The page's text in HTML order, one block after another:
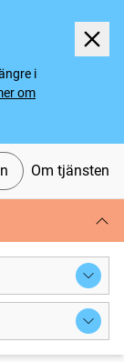
i
om
Om tjänsten